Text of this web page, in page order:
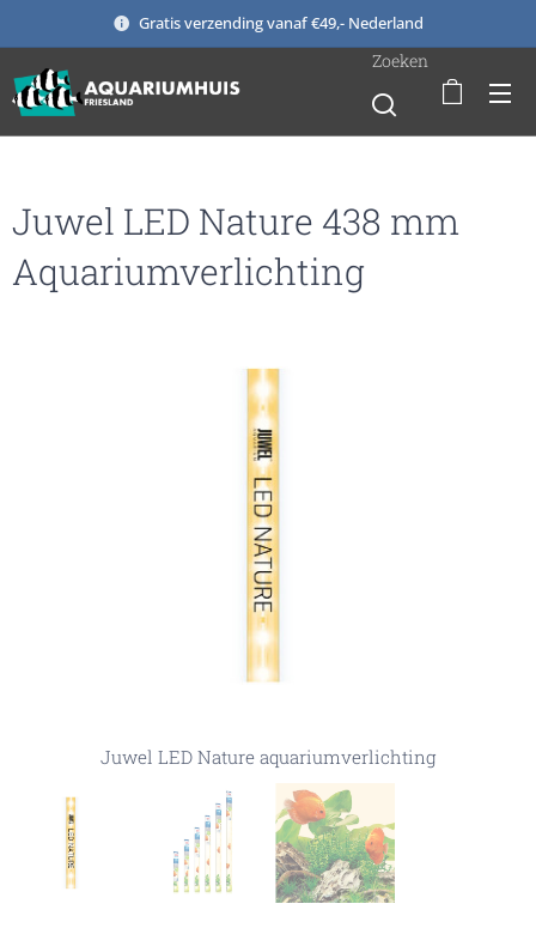
Gratis verzending vanaf €49,- Nederland
Zoeken
Juwel LED Nature 438 mm
Aquariumverlichting
Juwel LED Nature aquariumverlichting
Juwel LED Nature aquariumverlichting (alleen
geselecteerde maat wordt geleverd)
Juwel LED Nature aquariumverlichting, kleur van het water